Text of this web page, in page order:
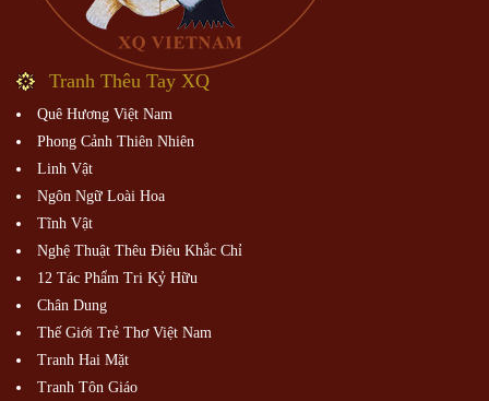
Tranh Thêu Tay XQ
Quê Hương Việt Nam
Phong Cảnh Thiên Nhiên
Linh Vật
Ngôn Ngữ Loài Hoa
Tĩnh Vật
Nghệ Thuật Thêu Điêu Khắc Chỉ
12 Tác Phẩm Tri Kỷ Hữu
Chân Dung
Thế Giới Trẻ Thơ Việt Nam
Tranh Hai Mặt
Tranh Tôn Giáo